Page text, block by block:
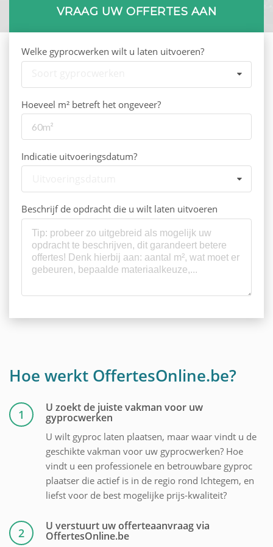
VRAAG UW OFFERTES AAN
Welke gyprocwerken wilt u laten uitvoeren?
Hoeveel m² betreft het ongeveer?
Indicatie uitvoeringsdatum?
Beschrijf de opdracht die u wilt laten uitvoeren
Hoe werkt OffertesOnline.be?
1 U zoekt de juiste vakman voor uw
gyprocwerken
U wilt gyproc laten plaatsen, maar waar vindt u de
geschikte vakman voor uw gyprocwerken? Hoe
vindt u een professionele en betrouwbare gyproc
plaatser die actief is in de regio rond Ichtegem, en
liefst voor de best mogelijke prijs-kwaliteit?
2 U verstuurt uw offerteaanvraag via
OffertesOnline.be